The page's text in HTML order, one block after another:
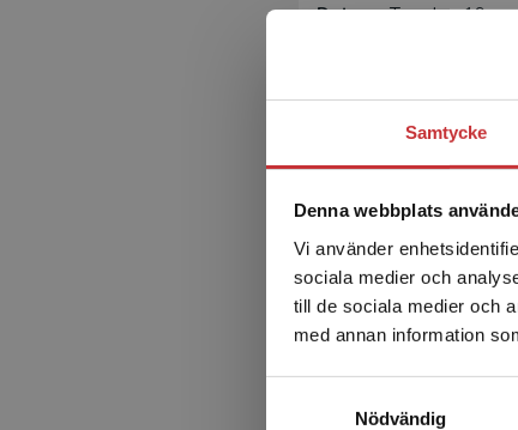
Samtycke
Denna webbplats
Vi använder
sociala medier och
till de sociala medier och
med annan information
Nödvändig
Datum:Torsdag 19
OSA senast 16 mars